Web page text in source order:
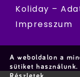
Koliday –
Impresszum
A weboldalon a
sütiket használunk.